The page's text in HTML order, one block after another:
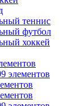
теннис
футбол
хоккей
элементов